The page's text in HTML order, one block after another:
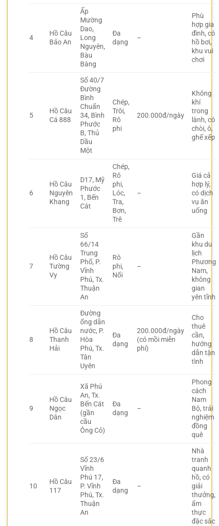
4
Hồ Câu
Bảo An
Ấp
Mường
Dao,
Long
Nguyên,
Bàu
Bàng
Đa
dạng
–
Phù
hợp gia
đình, có
hồ bơi,
khu vui
chơi
5
Hồ Câu
Cá 888
Số 40/7
Đường
Bình
Chuẩn
34, Bình
Phước
B, Thủ
Dầu
Một
Chép,
Trôi,
Rô
phi
200.000đ/ngày
Không
khí
trong
lành, có
chòi, ô,
ghế xếp
6
Hồ Câu
Nguyên
Khang
D17, Mỹ
Phước
1, Bến
Cát
Chép,
Rô
phi,
Lóc,
Tra,
Bơn,
Trê
–
Giá cả
hợp lý,
có dịch
vụ ăn
uống
7
Hồ Câu
Tường
Vy
Số
66/14
Trung
Phố, P.
Vĩnh
Phú, Tx.
Thuận
An
Rô
phi,
Nổi
–
Gần
khu du
lịch
Phương
Nam,
không
gian
yên tĩnh
8
Hồ Câu
Thanh
Hải
Đường
ống dẫn
nước, P.
Hòa
Phú, Tx.
Tân
Uyên
Đa
dạng
200.000đ/ngày
(có mồi miễn
phí)
Cho
thuê
cần,
hướng
dẫn tận
tình
9
Hồ Câu
Ngọc
Dân
Xã Phú
An, Tx.
Bến Cát
(gần
cầu
Ông Cỏ)
Đa
dạng
–
Phong
cách
Nam
Bộ, trải
nghiệm
đồng
quê
10
Hồ Câu
117
Số 23/6
Vĩnh
Phú 17,
P. Vĩnh
Phú, Tx.
Thuận
An
Đa
dạng
–
Nhà
tranh
quanh
hồ, có
giải
thưởng,
ẩm
thực
đặc sắc